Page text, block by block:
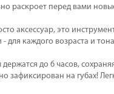
раскроет перед вами
аксессуар, это
- для каждого возраста и
до 6 часов,
зафиксирован на губах!